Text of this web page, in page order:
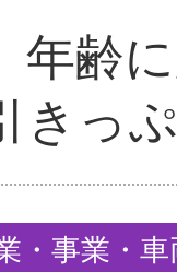
齢
きっ
・事業・